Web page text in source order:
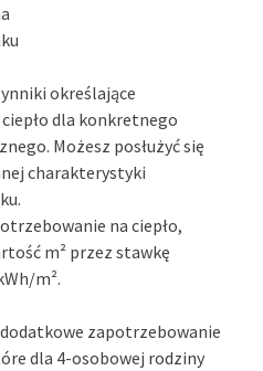
określające
dla konkretnego
Możesz posłużyć się
charakterystyki
na ciepło,
m² przez stawkę
m².
zapotrzebowanie
dla 4-osobowej rodziny